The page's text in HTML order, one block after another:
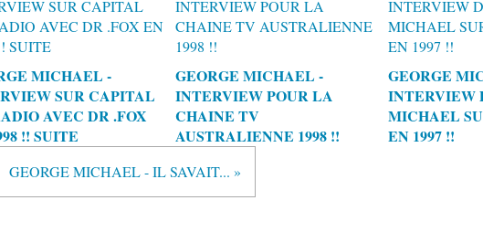
MICHAEL -
SUR CAPITAL
AVEC DR .FOX
!! SUITE
GEORGE MICHAEL -
INTERVIEW POUR LA
CHAINE TV
AUSTRALIENNE 1998 !!
GEORGE
INTERVIEW
MICHAEL
EN 1997 !!
GEORGE MICHAEL - IL SAVAIT... »